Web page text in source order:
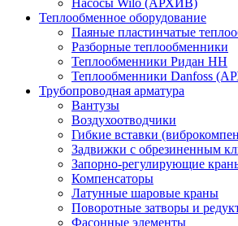
Насосы Wilo (АРХИВ)
Теплообменное оборудование
Паяные пластинчатые
Разборные теплообменники
Теплообменники Ридан НН
Теплообменники Danfoss
Трубопроводная арматура
Вантузы
Воздухоотводчики
Гибкие вставки
Задвижки с обрезиненным
Запорно-регулирующие
Компенсаторы
Латунные шаровые краны
Поворотные затворы и
Фасонные элементы